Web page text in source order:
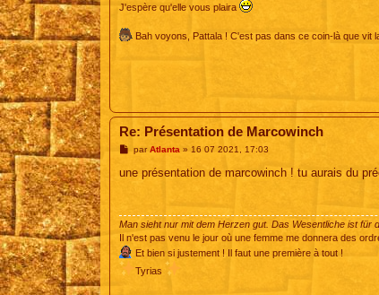
J'espère qu'elle vous plaira
Bah voyons, Pattala ! C'est pas dans ce coin-là que vit
Re: Présentation de Marcowinch
M
s
parAtlanta » 16 07 2021, 17:03
une présentation de marcowinch ! tu aurais du
Man sieht nur mit dem Herzen gut. Das Wesentliche ist für
Il n'est pas venu le jour où une femme me donnera des
Et bien si justement ! Il faut une première à tout !
Tyrias